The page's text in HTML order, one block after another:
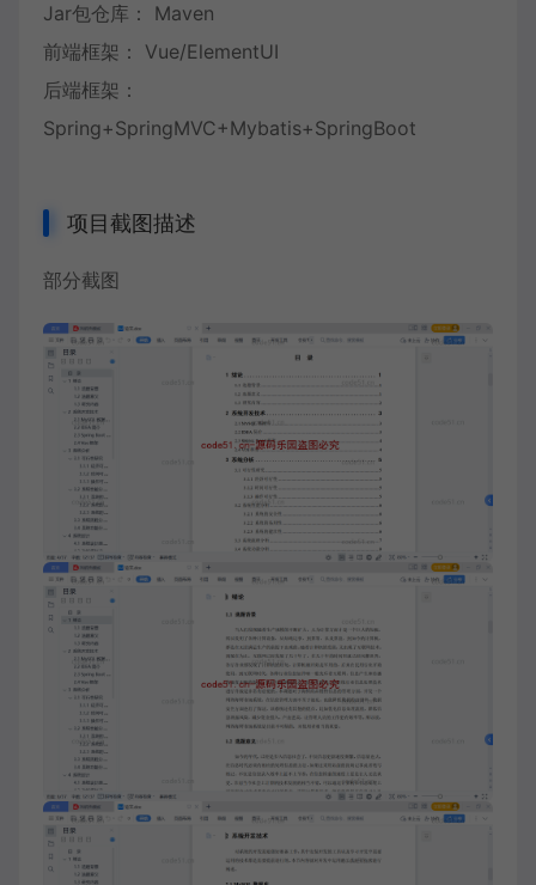
Jar包仓库： Maven
前端框架： Vue/ElementUI
后端框架：
Spring+SpringMVC+Mybatis+SpringBoot
项目截图描述
部分截图